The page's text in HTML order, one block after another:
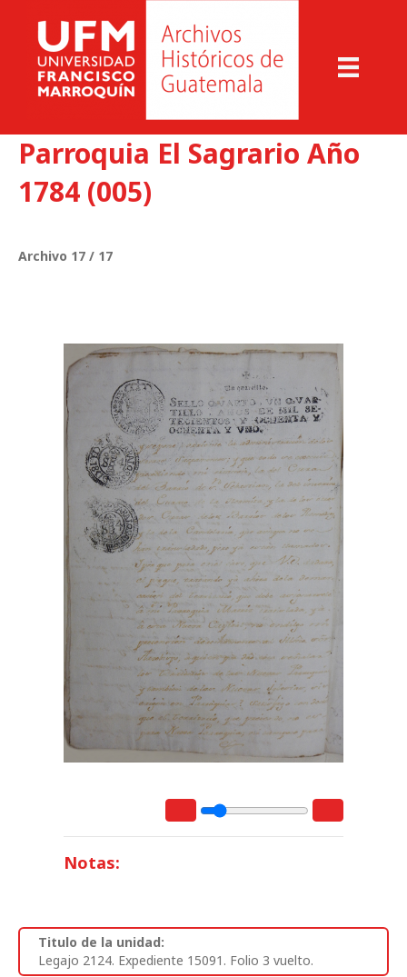
Parroquia El Sagrario Año
1784 (005)
Archivo 17 / 17
Notas:
Titulo de la unidad:
Legajo 2124. Expediente 15091. Folio 3 vuelto.